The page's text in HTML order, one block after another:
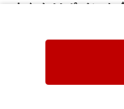
あなたはポイント